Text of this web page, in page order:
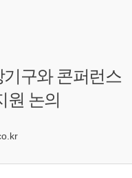
구와 콘퍼런스
원 논의